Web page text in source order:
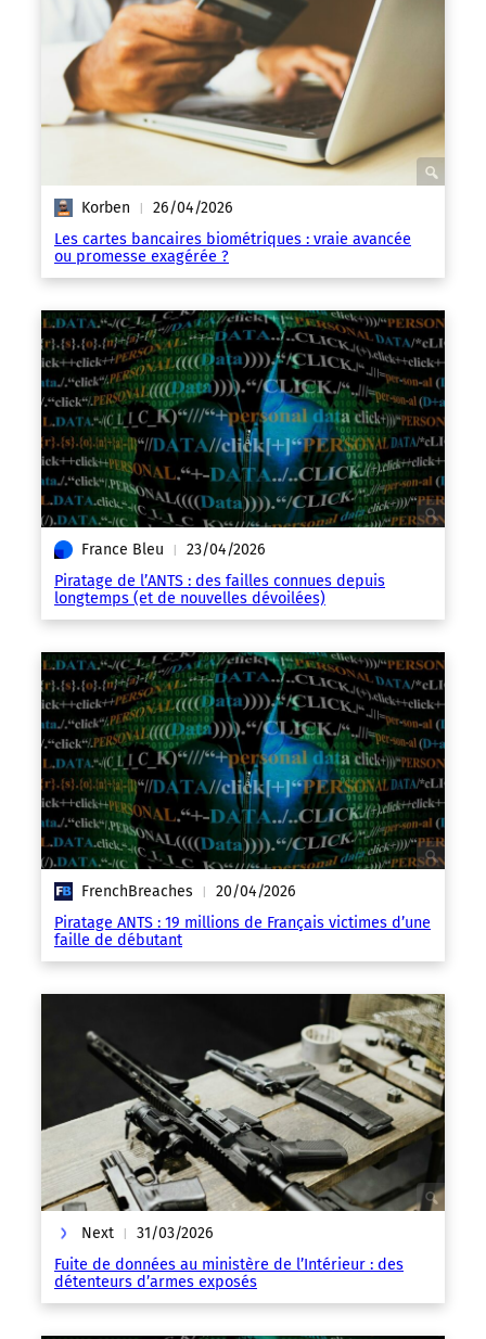
Korben | 26/04/2026
Les cartes bancaires biométriques : vraie avancée
ou promesse exagérée ?
France Bleu | 23/04/2026
Piratage de l’ANTS : des failles connues depuis
longtemps (et de nouvelles dévoilées)
FrenchBreaches | 20/04/2026
Piratage ANTS : 19 millions de Français victimes d’une
faille de débutant
Next | 31/03/2026
Fuite de données au ministère de l’Intérieur : des
détenteurs d’armes exposés